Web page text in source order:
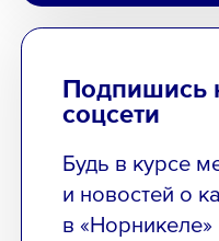
Подпишись
соцсети
Будь в курсе
и новостей о
в «Норникеле»